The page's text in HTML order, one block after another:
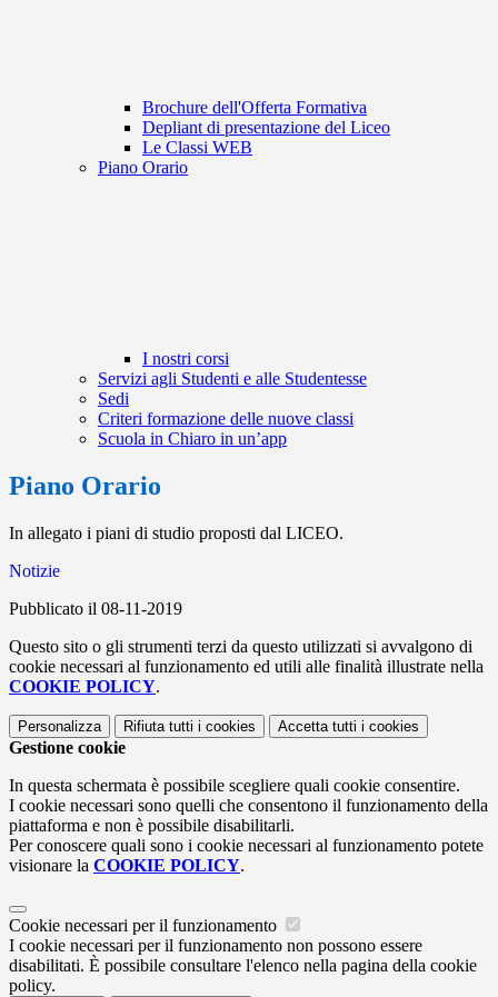
Brochure dell'Offerta Formativa
Depliant di presentazione del Liceo
Le Classi WEB
Piano Orario
I nostri corsi
Servizi agli Studenti e alle Studentesse
Sedi
Criteri formazione delle nuove classi
Scuola in Chiaro in un’app
Piano Orario
In allegato i piani di studio proposti dal LICEO.
Notizie
Pubblicato il 08-11-2019
Questo sito o gli strumenti terzi da questo utilizzati si avvalgono di
cookie necessari al funzionamento ed utili alle finalità illustrate nella
COOKIE POLICY.
Personalizza Rifiuta tutti i cookies Accetta tutti i cookies
Gestione cookie
In questa schermata è possibile scegliere quali cookie consentire.
I cookie necessari sono quelli che consentono il funzionamento della
piattaforma e non è possibile disabilitarli.
Per conoscere quali sono i cookie necessari al funzionamento potete
visionare la COOKIE POLICY.
Cookie necessari per il funzionamento
I cookie necessari per il funzionamento non possono essere
disabilitati. È possibile consultare l'elenco nella pagina della cookie
policy.